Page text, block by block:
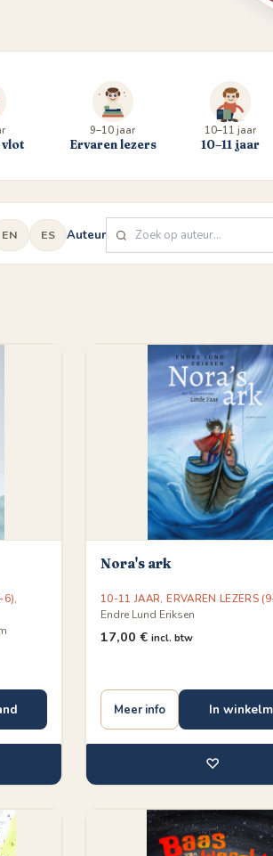
vlot
9–10 jaar
Ervaren lezers
10–11 jaar
10–11 jaar
EN ES Auteur
6),
Nora's ark
10-11 JAAR,ERVAREN LEZERS
Endre Lund Eriksen
17,00 € incl. btw
Meer info In
♡